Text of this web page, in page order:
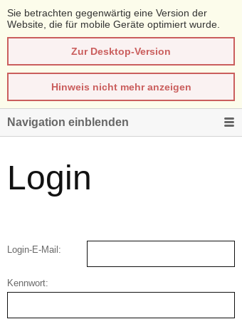
Sie betrachten gegenwärtig eine Version der
Website, die für mobile Geräte optimiert wurde.
Zur Desktop-Version
Hinweis nicht mehr anzeigen
Navigation einblenden
Login
Login-E-Mail:
Kennwort: